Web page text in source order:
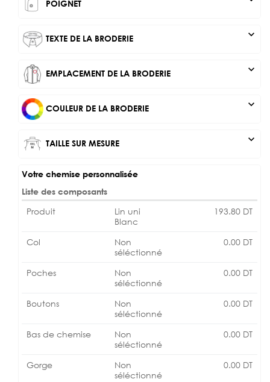
POIGNET
TEXTE DE LA BRODERIE expand_more
EMPLACEMENT DE LA BRODERIE expand_more
COULEUR DE LA BRODERIE expand_more
TAILLE SUR MESURE expand_more
Votre chemise personnalisée
Liste des composants
Produit
Lin uni
Blanc
193.80 DT
Col
Non
séléctionné
0.00 DT
Poches
Non
séléctionné
0.00 DT
Boutons
Non
séléctionné
0.00 DT
Bas de chemise
Non
séléctionné
0.00 DT
Gorge
Non
séléctionné
0.00 DT